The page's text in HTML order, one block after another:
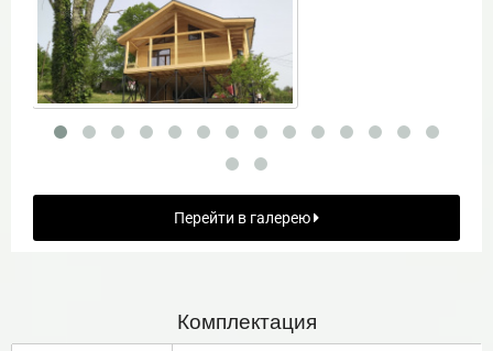
Перейти в галерею
Комплектация